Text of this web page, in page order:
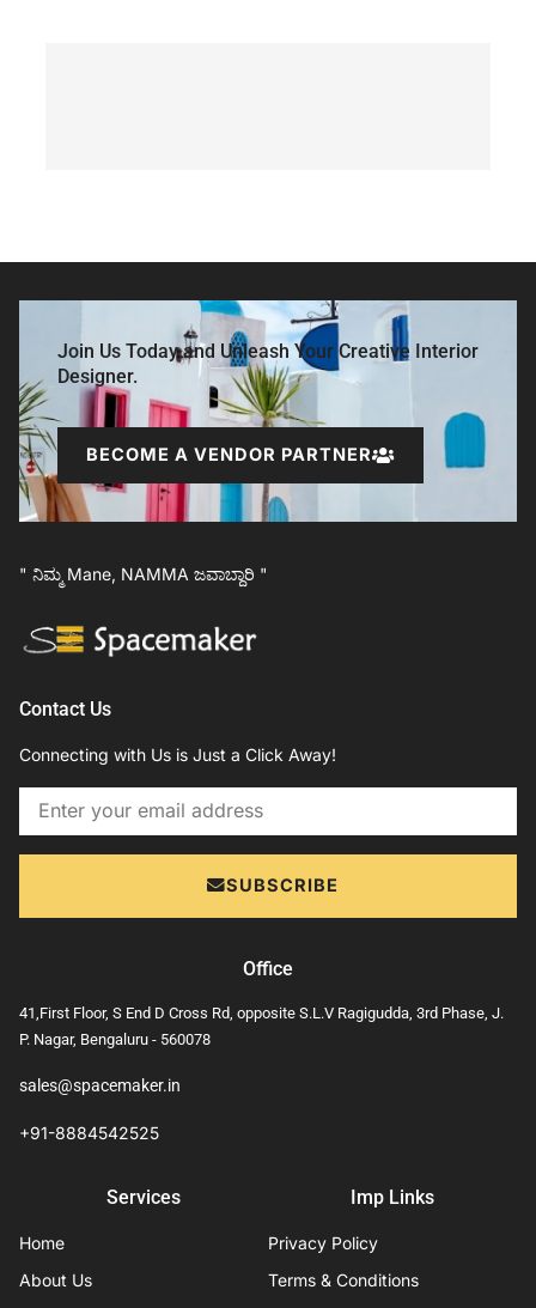
Join Us Today and Unleash Your Creative Interior
Designer.
BECOME A VENDOR PARTNER
" ನಿಮ್ಮ Mane, NAMMA ಜವಾಬ್ದಾರಿ "
Contact Us
Connecting with Us is Just a Click Away!
Email
SUBSCRIBE
Office
41,First Floor, S End D Cross Rd, opposite S.L.V Ragigudda, 3rd Phase, J.
P. Nagar, Bengaluru - 560078
sales@spacemaker.in
+91-8884542525
Services
Home
About Us
Imp Links
Privacy Policy
Terms & Conditions